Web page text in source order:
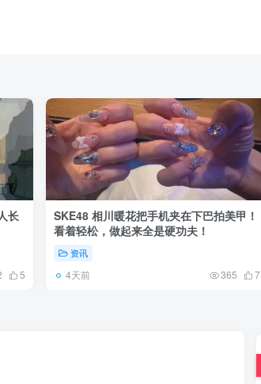
长
5
SKE48 相川暖花把手机夹在下巴拍美甲！
看着轻松，做起来全是硬功夫！
资讯
4天前 365 7